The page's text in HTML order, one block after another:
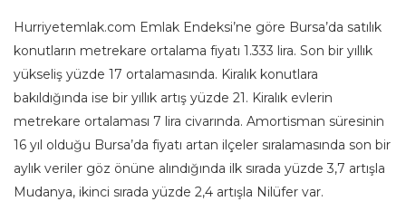
Hurriyetemlak.com Emlak Endeksi’ne göre Bursa’da satılık
konutların metrekare ortalama fiyatı 1.333 lira. Son bir yıllık
yükseliş yüzde 17 ortalamasında. Kiralık konutlara
bakıldığında ise bir yıllık artış yüzde 21. Kiralık evlerin
metrekare ortalaması 7 lira civarında. Amortisman süresinin
16 yıl olduğu Bursa’da fiyatı artan ilçeler sıralamasında son bir
aylık veriler göz önüne alındığında ilk sırada yüzde 3,7 artışla
Mudanya, ikinci sırada yüzde 2,4 artışla Nilüfer var.